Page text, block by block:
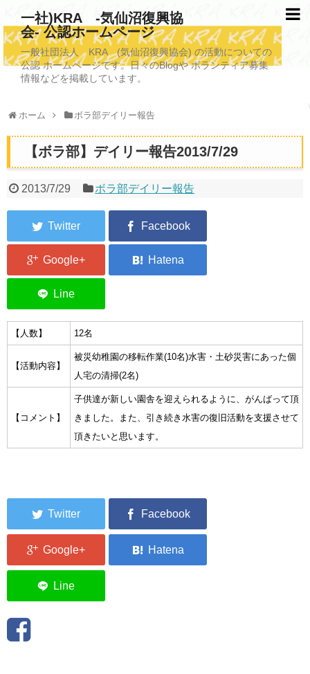
一社)KRA -気仙沼復興協
会- 公認ホームページ
一般社団法人 KRA (気仙沼復興協会) の活動についての
公認 ホームページです。日々のBlogや ボランティア募集
情報などを掲載しています。
ホーム ボラ部デイリー報告
【ボラ部】デイリー報告2013/7/29
2013/7/29 ボラ部デイリー報告
【人数】 12名
【活動内容】
被災幼稚園の移転作業(10名)水害・土砂災害にあった個
人宅の清掃(2名)
【コメント】
子供達が新しい園舎を迎えられるように、がんばって頂
きました。また、引き続き水害の復旧活動を支援させて
頂きたいと思います。
TOPページ
KRAについて
写真救済事業
福祉事業
埋蔵発掘/資料整備事業
2026年3月11日捜索活動ボランティア募集 NEW
集中捜索活動の記録
ボランティア募集要項
ボランティアさん集合写真館
被災者支援活動【休止中】
編みっ娘たち紹介
KRA BLOG
リンク